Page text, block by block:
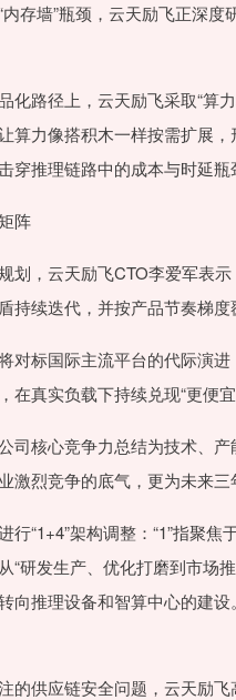
存墙”瓶颈，云天励飞正深
化路径上，云天励飞采取“算
算力像搭积木一样按需扩展
穿推理链路中的成本与时延瓶
阵
划，云天励飞CTO李爱军表
持续迭代，并按产品节奏梯度
对标国际主流平台的代际演
在真实负载下持续兑现“更便
司核心竞争力总结为技术、
激烈竞争的底气，更为未来
行“1+4”架构调整：“1”指聚
“研发生产、优化打磨到市场
向推理设备和智算中心的建
的供应链安全问题，云天励